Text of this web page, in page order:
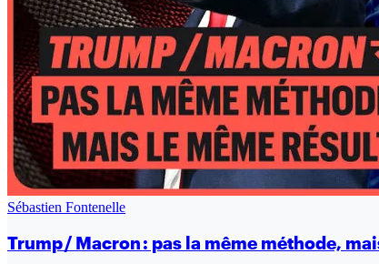
Sébastien Fontenelle
Trump / Macron : pas la même méthode,